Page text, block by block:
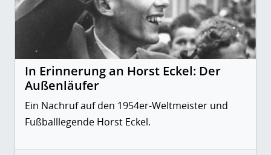
In Erinnerung an Horst Eckel: Der
Außenläufer
Ein Nachruf auf den 1954er-Weltmeister und
Fußballlegende Horst Eckel.